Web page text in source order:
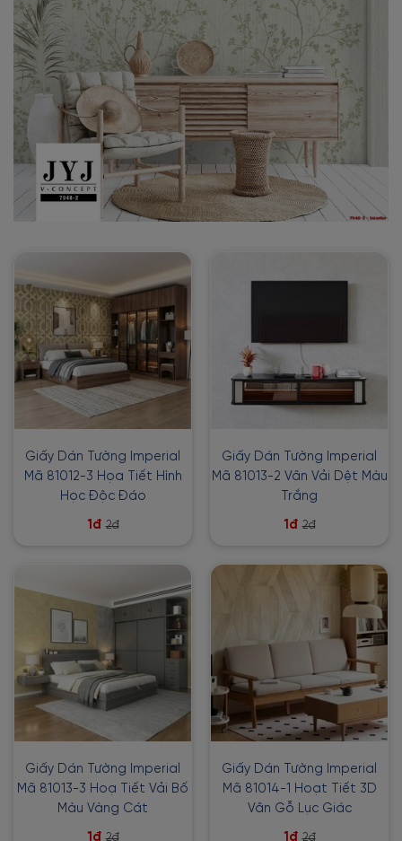
Giấy Dán Tường Imperial
Mã 81012-3 Họa Tiết Hình
Học Độc Đáo
1đ 2đ
Giấy Dán Tường Imperial
Mã 81013-2 Vân Vải Dệt Màu
Trắng
1đ 2đ
Giấy Dán Tường Imperial
Mã 81013-3 Hoạ Tiết Vải Bố
Màu Vàng Cát
1đ 2đ
Giấy Dán Tường Imperial
Mã 81014-1 Hoạt Tiết 3D
Vân Gỗ Lục Giác
1đ 2đ